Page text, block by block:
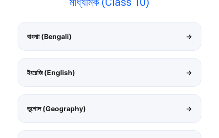
বাংলাা (Bengali) →
ইংরেজি (English) →
ভূগোল (Geography) →